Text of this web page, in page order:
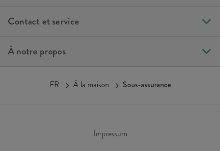
Contact et service
À notre propos
Impressum
FR À la maison Sous-assurance